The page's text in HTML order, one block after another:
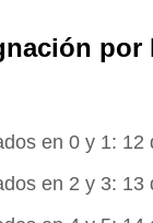
por
en 0 y 1: 12
en 2 y 3: 13